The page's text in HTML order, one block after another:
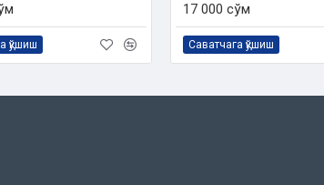
қўшиш
17 000 сўм
Саватчага қўшиш